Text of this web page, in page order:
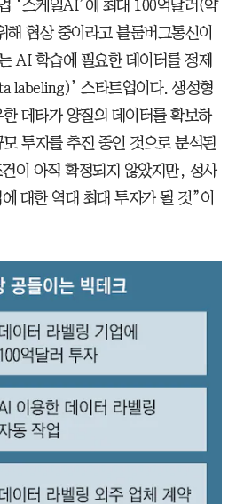
‘스케일AI’에 최대 100억달러(약
해 협상 중이라고 블룸버그통신이
AI 학습에 필요한 데이터를 정제
labeling)’ 스타트업이다. 생성형
메타가 양질의 데이터를 확보하
투자를 추진 중인 것으로 분석된
이 아직 확정되지 않았지만, 성사
대한 역대 최대 투자가 될 것”이